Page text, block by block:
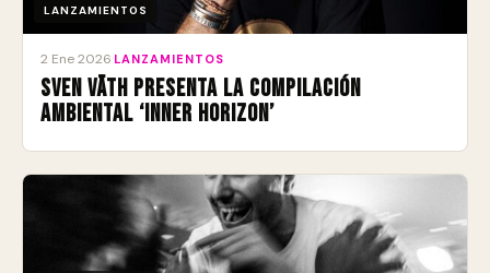
LANZAMIENTOS
2 Ene 2026 LANZAMIENTOS
Sven Väth presenta la compilación
ambiental ‘Inner Horizon’